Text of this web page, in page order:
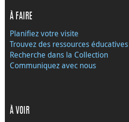
À FAIRE
Planifiez votre visite
Trouvez des ressources éducatives
Recherche dans la Collection
Communiquez avec nous
À VOIR